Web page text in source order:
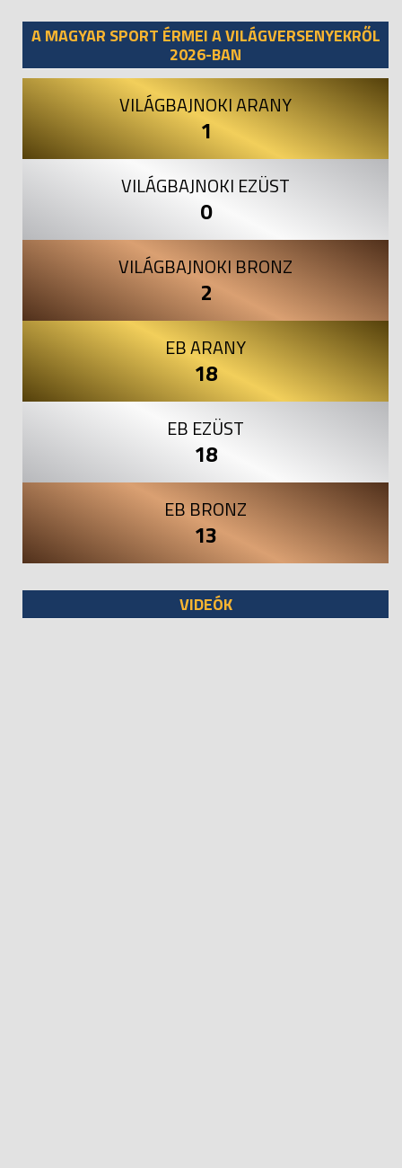
A MAGYAR SPORT ÉRMEI A VILÁGVERSENYEKRŐL
2026-BAN
VILÁGBAJNOKI ARANY
1
VILÁGBAJNOKI EZÜST
0
VILÁGBAJNOKI BRONZ
2
EB ARANY
18
EB EZÜST
18
EB BRONZ
13
VIDEÓK